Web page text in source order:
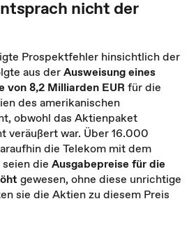
nicht der
Prospektfehler hinsichtlich der
aus derAusweisung eines
von 8,2 Milliarden EUR für die
des amerikanischen
obwohl das Aktienpaket
veräußert war. Über 16.000
die Telekom mit dem
die Ausgabepreise für die
gewesen, ohne diese unrichtige
sie die Aktien zu diesem Preis